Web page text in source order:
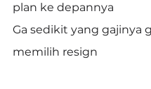
plan ke depannya
Ga sedikit yang gajinya
memilih resign